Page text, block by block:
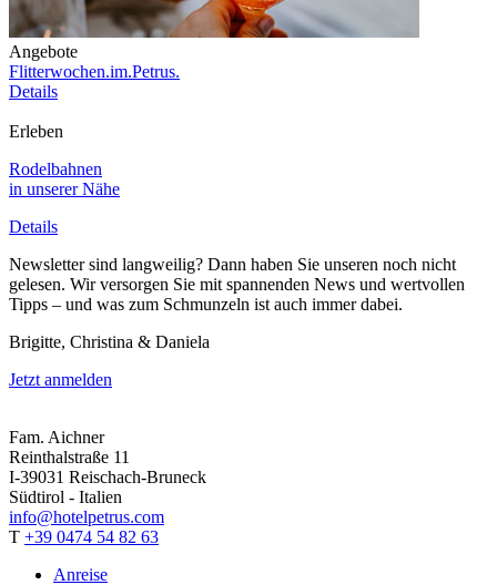
Angebote
Flitterwochen.im.Petrus.
Details
Erleben
Rodelbahnen
in unserer Nähe
Details
Newsletter sind langweilig? Dann haben Sie unseren noch nicht
gelesen. Wir versorgen Sie mit spannenden News und wertvollen
Tipps – und was zum Schmunzeln ist auch immer dabei.
Brigitte, Christina & Daniela
Jetzt anmelden
Fam. Aichner
Reinthalstraße 11
I-39031 Reischach-Bruneck
Südtirol - Italien
info@hotelpetrus.com
T +39 0474 54 82 63
Anreise